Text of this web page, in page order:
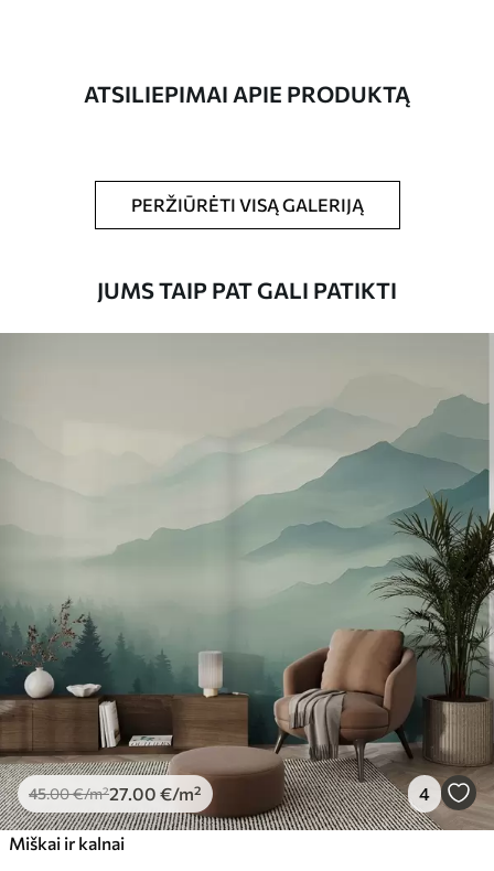
Tapetus galima švelniai valyti minkšta
kempine. Lakuotus tapetus galima valyti
Taikymo būdas Sklandus taikymas
34.00
Premium vinilas
65.00 39.00 €/m²
Peel and Stick
81.6548.99€/m²
ATSILIEPIMAI APIE PRODUKTĄ
PERŽIŪRĖTI VISĄ GALERIJĄ
JUMS TAIP PAT GALI PATIKTI
45.00€/m²27 .00 €/m² 4
Miškai ir kalnai